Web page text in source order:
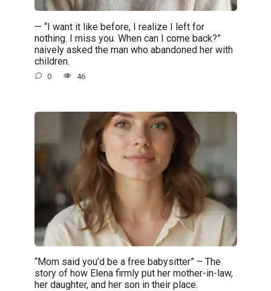
— “I want it like before, I realize I left for
nothing. I miss you. When can I come back?”
naively asked the man who abandoned her with
children.
0 46
“Mom said you’d be a free babysitter” – The
story of how Elena firmly put her mother-in-law,
her daughter, and her son in their place.